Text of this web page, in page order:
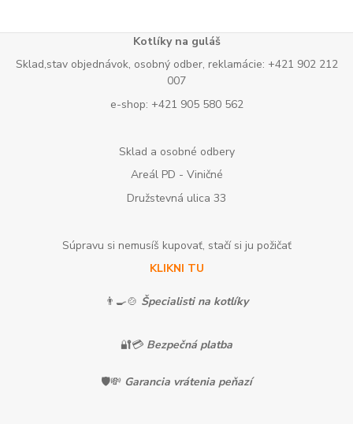
Kotlíky na guláš
Sklad,stav objednávok, osobný odber, reklamácie: +421 902 212
007
e-shop: +421 905 580 562
Sklad a osobné odbery
Areál PD - Viničné
Družstevná ulica 33
Súpravu si nemusíš kupovať, stačí si ju požičať
KLIKNI TU
👨‍🍳🍲 Špecialisti na kotlíky
🔐💳 Bezpečná platba
🛡️💸 Garancia vrátenia peňazí